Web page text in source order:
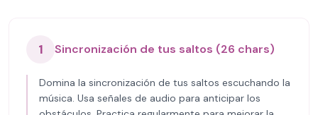
1 Sincronización de tus saltos (26 chars)
Domina la sincronización de tus saltos escuchando la
música. Usa señales de audio para anticipar los